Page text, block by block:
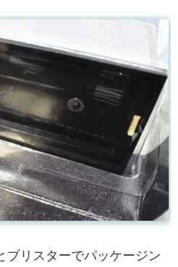
ブリスターでパッケージン